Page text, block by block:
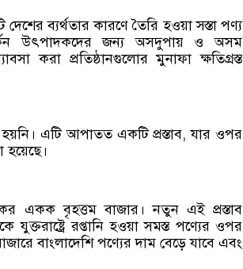
ব্যর্থতার কারণে তৈরি হওয়া সস্তা পণ্য
উৎপাদকদের জন্য অসদুপায় ও অসম
করা প্রতিষ্ঠানগুলোর মুনাফা ক্ষতিগ্রস্ত
এটি আপাতত একটি প্রস্তাব, যার ওপর
একক বৃহত্তম বাজার। নতুন এই প্রস্তাব
রপ্তানি হওয়া সমস্ত পণ্যের ওপর
বাংলাদেশি পণ্যের দাম বেড়ে যাবে এবং